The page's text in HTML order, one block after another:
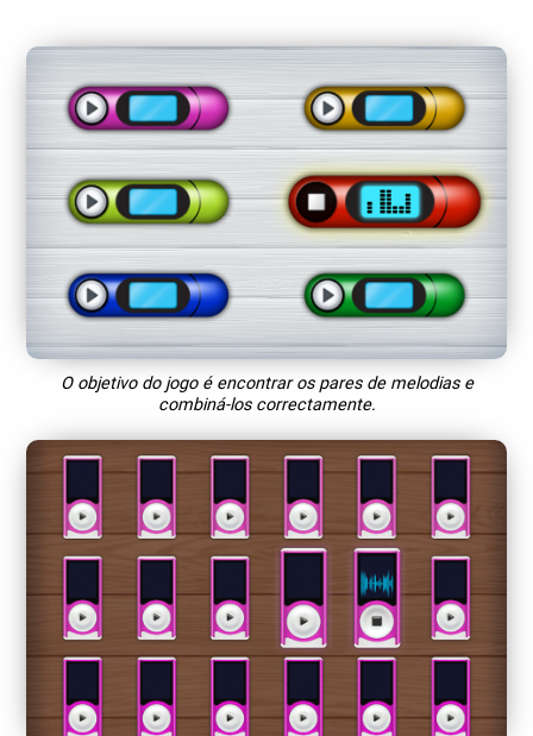
O objetivo do jogo é encontrar os pares de melodias e
combiná-los correctamente.